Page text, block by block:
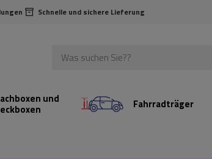
Schnelle und sichere Lieferung
und Fahrradträger